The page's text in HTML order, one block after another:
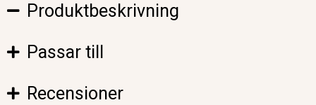
Produktbeskrivning
Passar till
Recensioner